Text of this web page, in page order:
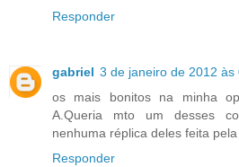
Responder
gabriel 3 de janeiro de 2012 às
os mais bonitos na minha
A.Queria mto um desses
nenhuma réplica deles feita
Responder